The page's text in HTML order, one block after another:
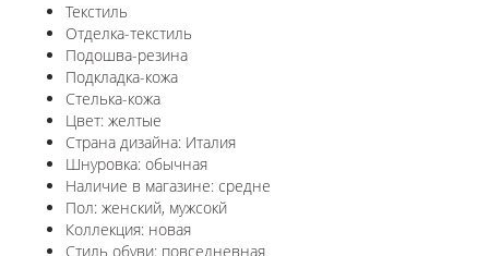
Текстиль
Отделка-текстиль
Подошва-резина
Подкладка-кожа
Стелька-кожа
Цвет: желтые
Страна дизайна: Италия
Шнуровка: обычная
Наличие в магазине: средне
Пол: женский, мужсокй
Коллекция: новая
Стиль обуви: повседневная